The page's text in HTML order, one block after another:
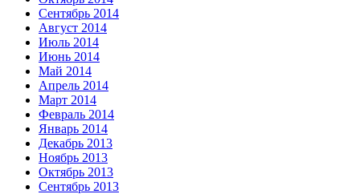
Сентябрь 2014
Август 2014
Июль 2014
Июнь 2014
Май 2014
Апрель 2014
Март 2014
Февраль 2014
Январь 2014
Декабрь 2013
Ноябрь 2013
Октябрь 2013
Сентябрь 2013